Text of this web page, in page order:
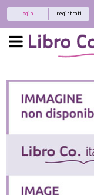
registrati
login